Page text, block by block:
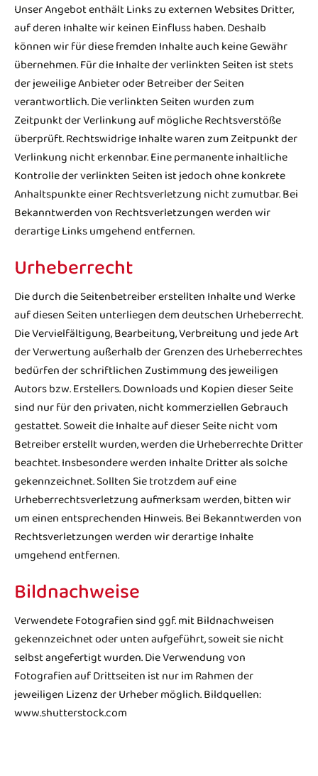
Unser Angebot enthält Links zu externen Websites Dritter,
auf deren Inhalte wir keinen Einfluss haben. Deshalb
können wir für diese fremden Inhalte auch keine Gewähr
übernehmen. Für die Inhalte der verlinkten Seiten ist stets
der jeweilige Anbieter oder Betreiber der Seiten
verantwortlich. Die verlinkten Seiten wurden zum
Zeitpunkt der Verlinkung auf mögliche Rechtsverstöße
überprüft. Rechtswidrige Inhalte waren zum Zeitpunkt der
Verlinkung nicht erkennbar. Eine permanente inhaltliche
Kontrolle der verlinkten Seiten ist jedoch ohne konkrete
Anhaltspunkte einer Rechtsverletzung nicht zumutbar. Bei
Bekanntwerden von Rechtsverletzungen werden wir
derartige Links umgehend entfernen.
Urheberrecht
Die durch die Seitenbetreiber erstellten Inhalte und Werke
auf diesen Seiten unterliegen dem deutschen Urheberrecht.
Die Vervielfältigung, Bearbeitung, Verbreitung und jede Art
der Verwertung außerhalb der Grenzen des Urheberrechtes
bedürfen der schriftlichen Zustimmung des jeweiligen
Autors bzw. Erstellers. Downloads und Kopien dieser Seite
sind nur für den privaten, nicht kommerziellen Gebrauch
gestattet. Soweit die Inhalte auf dieser Seite nicht vom
Betreiber erstellt wurden, werden die Urheberrechte Dritter
beachtet. Insbesondere werden Inhalte Dritter als solche
gekennzeichnet. Sollten Sie trotzdem auf eine
Urheberrechtsverletzung aufmerksam werden, bitten wir
um einen entsprechenden Hinweis. Bei Bekanntwerden von
Rechtsverletzungen werden wir derartige Inhalte
umgehend entfernen.
Bildnachweise
Verwendete Fotografien sind ggf. mit Bildnachweisen
gekennzeichnet oder unten aufgeführt, soweit sie nicht
selbst angefertigt wurden. Die Verwendung von
Fotografien auf Drittseiten ist nur im Rahmen der
jeweiligen Lizenz der Urheber möglich. Bildquellen:
www.shutterstock.com